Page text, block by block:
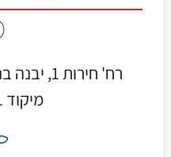
מיקוד 8110301